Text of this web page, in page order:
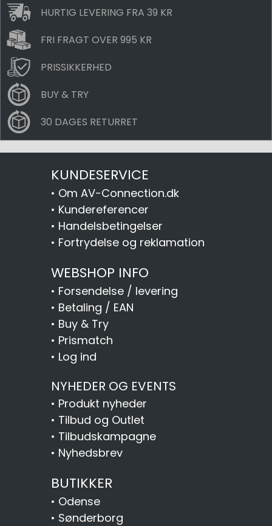
HURTIG LEVERING FRA 39 KR
FRI FRAGT OVER 995 KR
PRISSIKKERHED
BUY & TRY
30 DAGES RETURRET
KUNDESERVICE
• Om AV-Connection.dk
• Kundereferencer
• Handelsbetingelser
• Fortrydelse og reklamation
WEBSHOP INFO
• Forsendelse / levering
• Betaling / EAN
• Buy & Try
• Prismatch
• Log ind
NYHEDER OG EVENTS
• Produkt nyheder
• Tilbud og Outlet
• Tilbudskampagne
• Nyhedsbrev
BUTIKKER
• Odense
• Sønderborg